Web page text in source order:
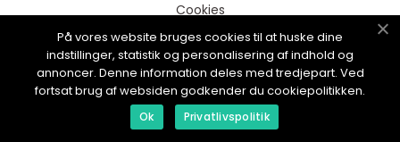
Cookies
Kontakt Oss
Sitemap
På vores website bruges cookies til at huske dine
indstillinger, statistik og personalisering af indhold og
annoncer. Denne information deles med tredjepart. Ved
fortsat brug af websiden godkender du cookiepolitikken.
Ok Privatlivspolitik